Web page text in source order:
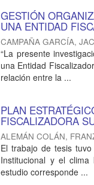
GESTIÓN
UNA ENTIDAD
CAMPAÑA GARCÍA,
“La presente
una Entidad
relación entre la ...
PLAN
FISCALIZADORA
ALEMÁN COLÁN,
El trabajo de tesis
Institucional y el
estudio corresponde ...